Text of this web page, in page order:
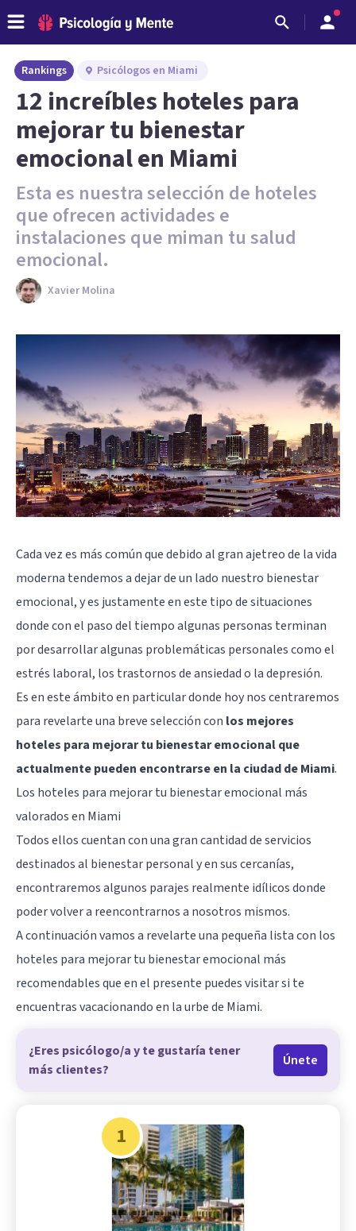
Rankings Psicólogos en Miami
12 increíbles hoteles para
mejorar tu bienestar
emocional en Miami
Esta es nuestra selección de hoteles
que ofrecen actividades e
instalaciones que miman tu salud
emocional.
Xavier Molina
Cada vez es más común que debido al gran ajetreo de la vida
moderna tendemos a dejar de un lado nuestro bienestar
emocional, y es justamente en este tipo de situaciones
donde con el paso del tiempo algunas personas terminan
por desarrollar algunas problemáticas personales como el
estrés laboral, los trastornos de ansiedad o la depresión.
Es en este ámbito en particular donde hoy nos centraremos
para revelarte una breve selección con los mejores
hoteles para mejorar tu bienestar emocional que
actualmente pueden encontrarse en la ciudad de Miami.
Los hoteles para mejorar tu bienestar emocional más
valorados en Miami
Todos ellos cuentan con una gran cantidad de servicios
destinados al bienestar personal y en sus cercanías,
encontraremos algunos parajes realmente idílicos donde
poder volver a reencontrarnos a nosotros mismos.
A continuación vamos a revelarte una pequeña lista con los
hoteles para mejorar tu bienestar emocional más
recomendables que en el presente puedes visitar si te
encuentras vacacionando en la urbe de Miami.
¿Eres psicólogo/a y te gustaría tener
más clientes?
Únete
1